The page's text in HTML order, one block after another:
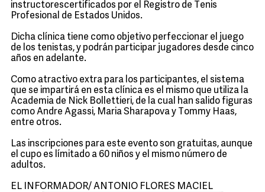
instructorescertificados por el Registro de Tenis
Profesional de Estados Unidos.
Dicha clínica tiene como objetivo perfeccionar el juego
de los tenistas, y podrán participar jugadores desde cinco
años en adelante.
Como atractivo extra para los participantes, el sistema
que se impartirá en esta clínica es el mismo que utiliza la
Academia de Nick Bollettieri, de la cual han salido figuras
como Andre Agassi, Maria Sharapova y Tommy Haas,
entre otros.
Las inscripciones para este evento son gratuitas, aunque
el cupo es límitado a 60 niños y el mismo número de
adultos.
EL INFORMADOR/ ANTONIO FLORES MACIEL